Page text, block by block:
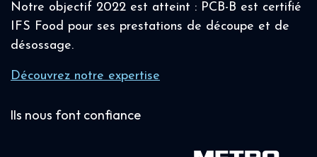
Notre objectif 2022 est atteint : PCB-B est certifié
IFS Food pour ses prestations de découpe et de
désossage.
Découvrez notre expertise
Ils nous font confiance